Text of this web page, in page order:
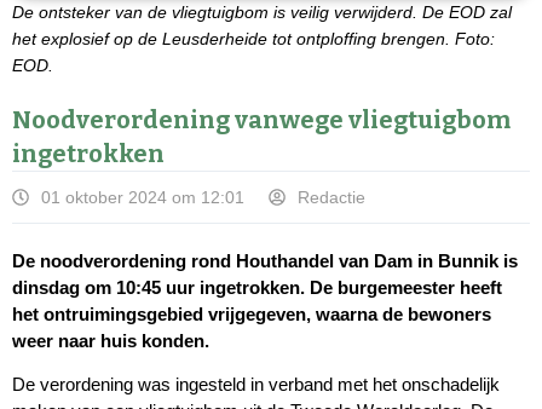
De ontsteker van de vliegtuigbom is veilig verwijderd. De EOD zal
het explosief op de Leusderheide tot ontploffing brengen. Foto:
EOD.
Noodverordening vanwege vliegtuigbom
ingetrokken
01 oktober 2024 om 12:01 Redactie
De noodverordening rond Houthandel van Dam in Bunnik is
dinsdag om 10:45 uur ingetrokken. De burgemeester heeft
het ontruimingsgebied vrijgegeven, waarna de bewoners
weer naar huis konden.
De verordening was ingesteld in verband met het onschadelijk